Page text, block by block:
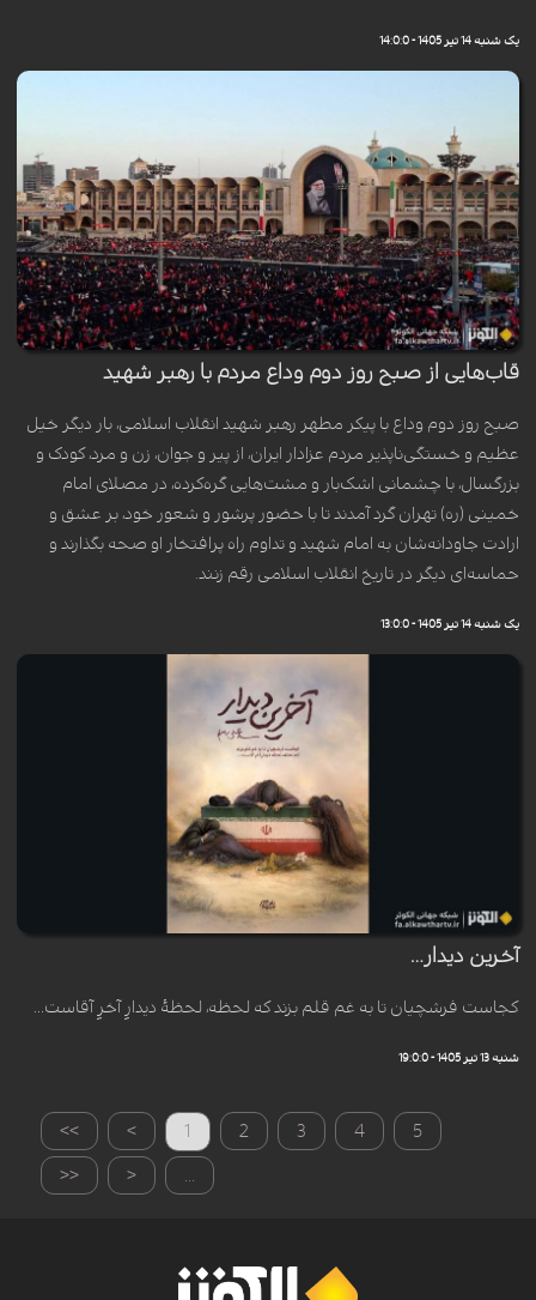
یک شنبه 14 تیر 1405 - 14:0:0
قاب‌هایی از صبح روز دوم وداع مردم با رهبر شهید
صبح روز دوم وداع با پیکر مطهر رهبر شهید انقلاب اسلامی، بار دیگر خیل
عظیم و خستگی‌ناپذیر مردم عزادار ایران، از پیر و جوان، زن و مرد، کودک و
بزرگسال، با چشمانی اشک‌بار و مشت‌هایی گره‌کرده، در مصلای امام
خمینی (ره) تهران گرد آمدند تا با حضور پرشور و شعور خود، بر عشق و
ارادت جاودانه‌شان به امام شهید و تداوم راه پرافتخار او صحه بگذارند و
حماسه‌ای دیگر در تاریخ انقلاب اسلامی رقم زنند.
یک شنبه 14 تیر 1405 - 13:0:0
آخرین دیدار…
کجاست فرشچیان تا به غم قلم بزند که لحظه، لحظهٔ دیدارِ آخرِ آقاست…
شنبه 13 تیر 1405 - 19:0:0
>> > 1 2 3 4 5
...
<
<<